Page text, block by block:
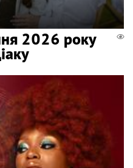
2026 року